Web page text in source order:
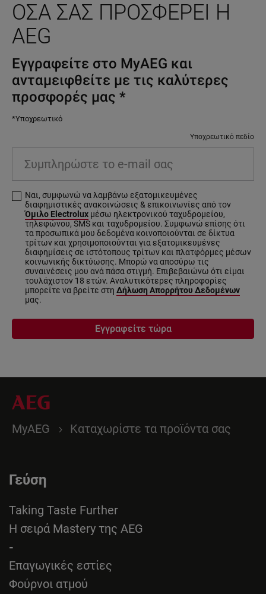
ΌΣΑ ΣΑΣ ΠΡΟΣΦΈΡΕΙ Η
AEG
Εγγραφείτε στο MyAEG και
ανταμειφθείτε με τις καλύτερες
προσφορές μας *
*Υποχρεωτικό
Υποχρεωτικό πεδίο
Ναι, συμφωνώ να λαμβάνω εξατομικευμένες
διαφημιστικές ανακοινώσεις & επικοινωνίες από τον
Όμιλο Electrolux μέσω ηλεκτρονικού ταχυδρομείου,
τηλεφώνου, SMS και ταχυδρομείου. Συμφωνώ επίσης ότι
τα προσωπικά μου δεδομένα κοινοποιούνται σε δίκτυα
τρίτων και χρησιμοποιούνται για εξατομικευμένες
διαφημίσεις σε ιστότοπους τρίτων και πλατφόρμες μέσων
κοινωνικής δικτύωσης. Μπορώ να αποσύρω τις
συναινέσεις μου ανά πάσα στιγμή. Επιβεβαιώνω ότι είμαι
τουλάχιστον 18 ετών. Αναλυτικότερες πληροφορίες
μπορείτε να βρείτε στη Δήλωση Απορρήτου Δεδομένων
μας.
Εγγραφείτε τώρα
MyAEG Καταχωρίστε τα προϊόντα σας
Γεύση
Taking Taste Further
Η σειρά Mastery της AEG
-
Επαγωγικές εστίες
Φούρνοι ατμού